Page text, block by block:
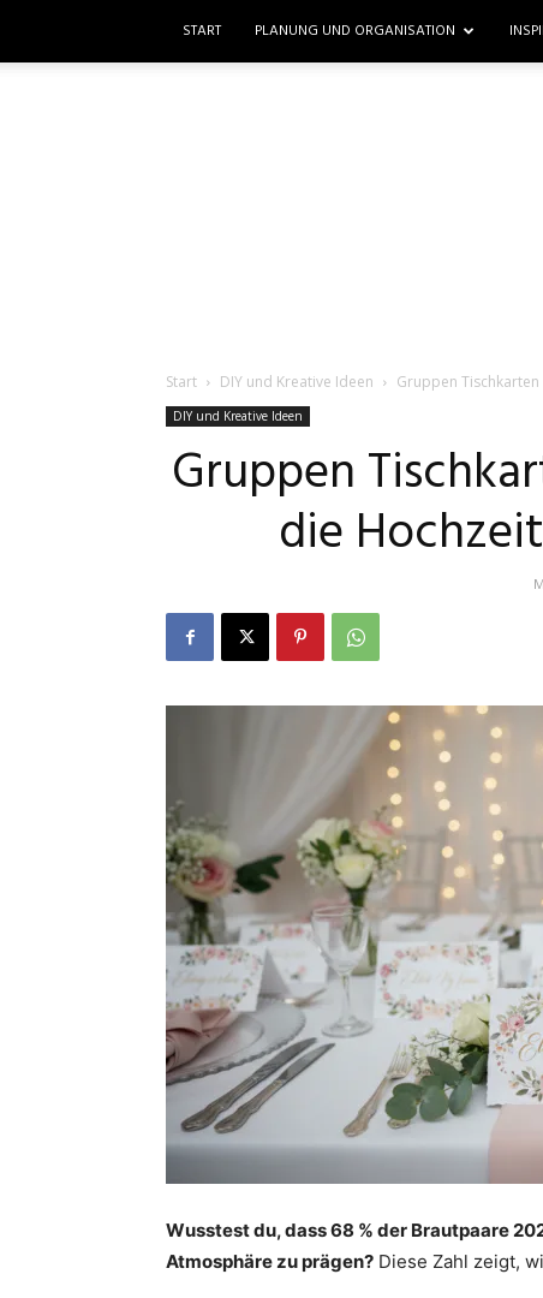
START PLANUNG UND ORGANISATION
Start DIY und Kreative Ideen Gruppen
DIY und Kreative Ideen
Gruppen
die
Wusstest du, dass 68 % der Brautpaare
Atmosphäre zu prägen? Diese Zahl zeigt,